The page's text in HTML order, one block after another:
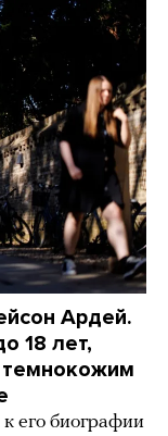
Ардей.
18 лет,
его биографии